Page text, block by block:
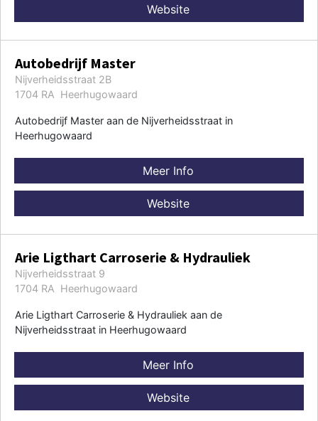
Website
Autobedrijf Master
Nijverheidsstraat 2B
1704 RA Heerhugowaard
Autobedrijf Master aan de Nijverheidsstraat in
Heerhugowaard
Meer Info
Website
Arie Ligthart Carroserie & Hydrauliek
Nijverheidsstraat 9
1704 RA Heerhugowaard
Arie Ligthart Carroserie & Hydrauliek aan de
Nijverheidsstraat in Heerhugowaard
Meer Info
Website